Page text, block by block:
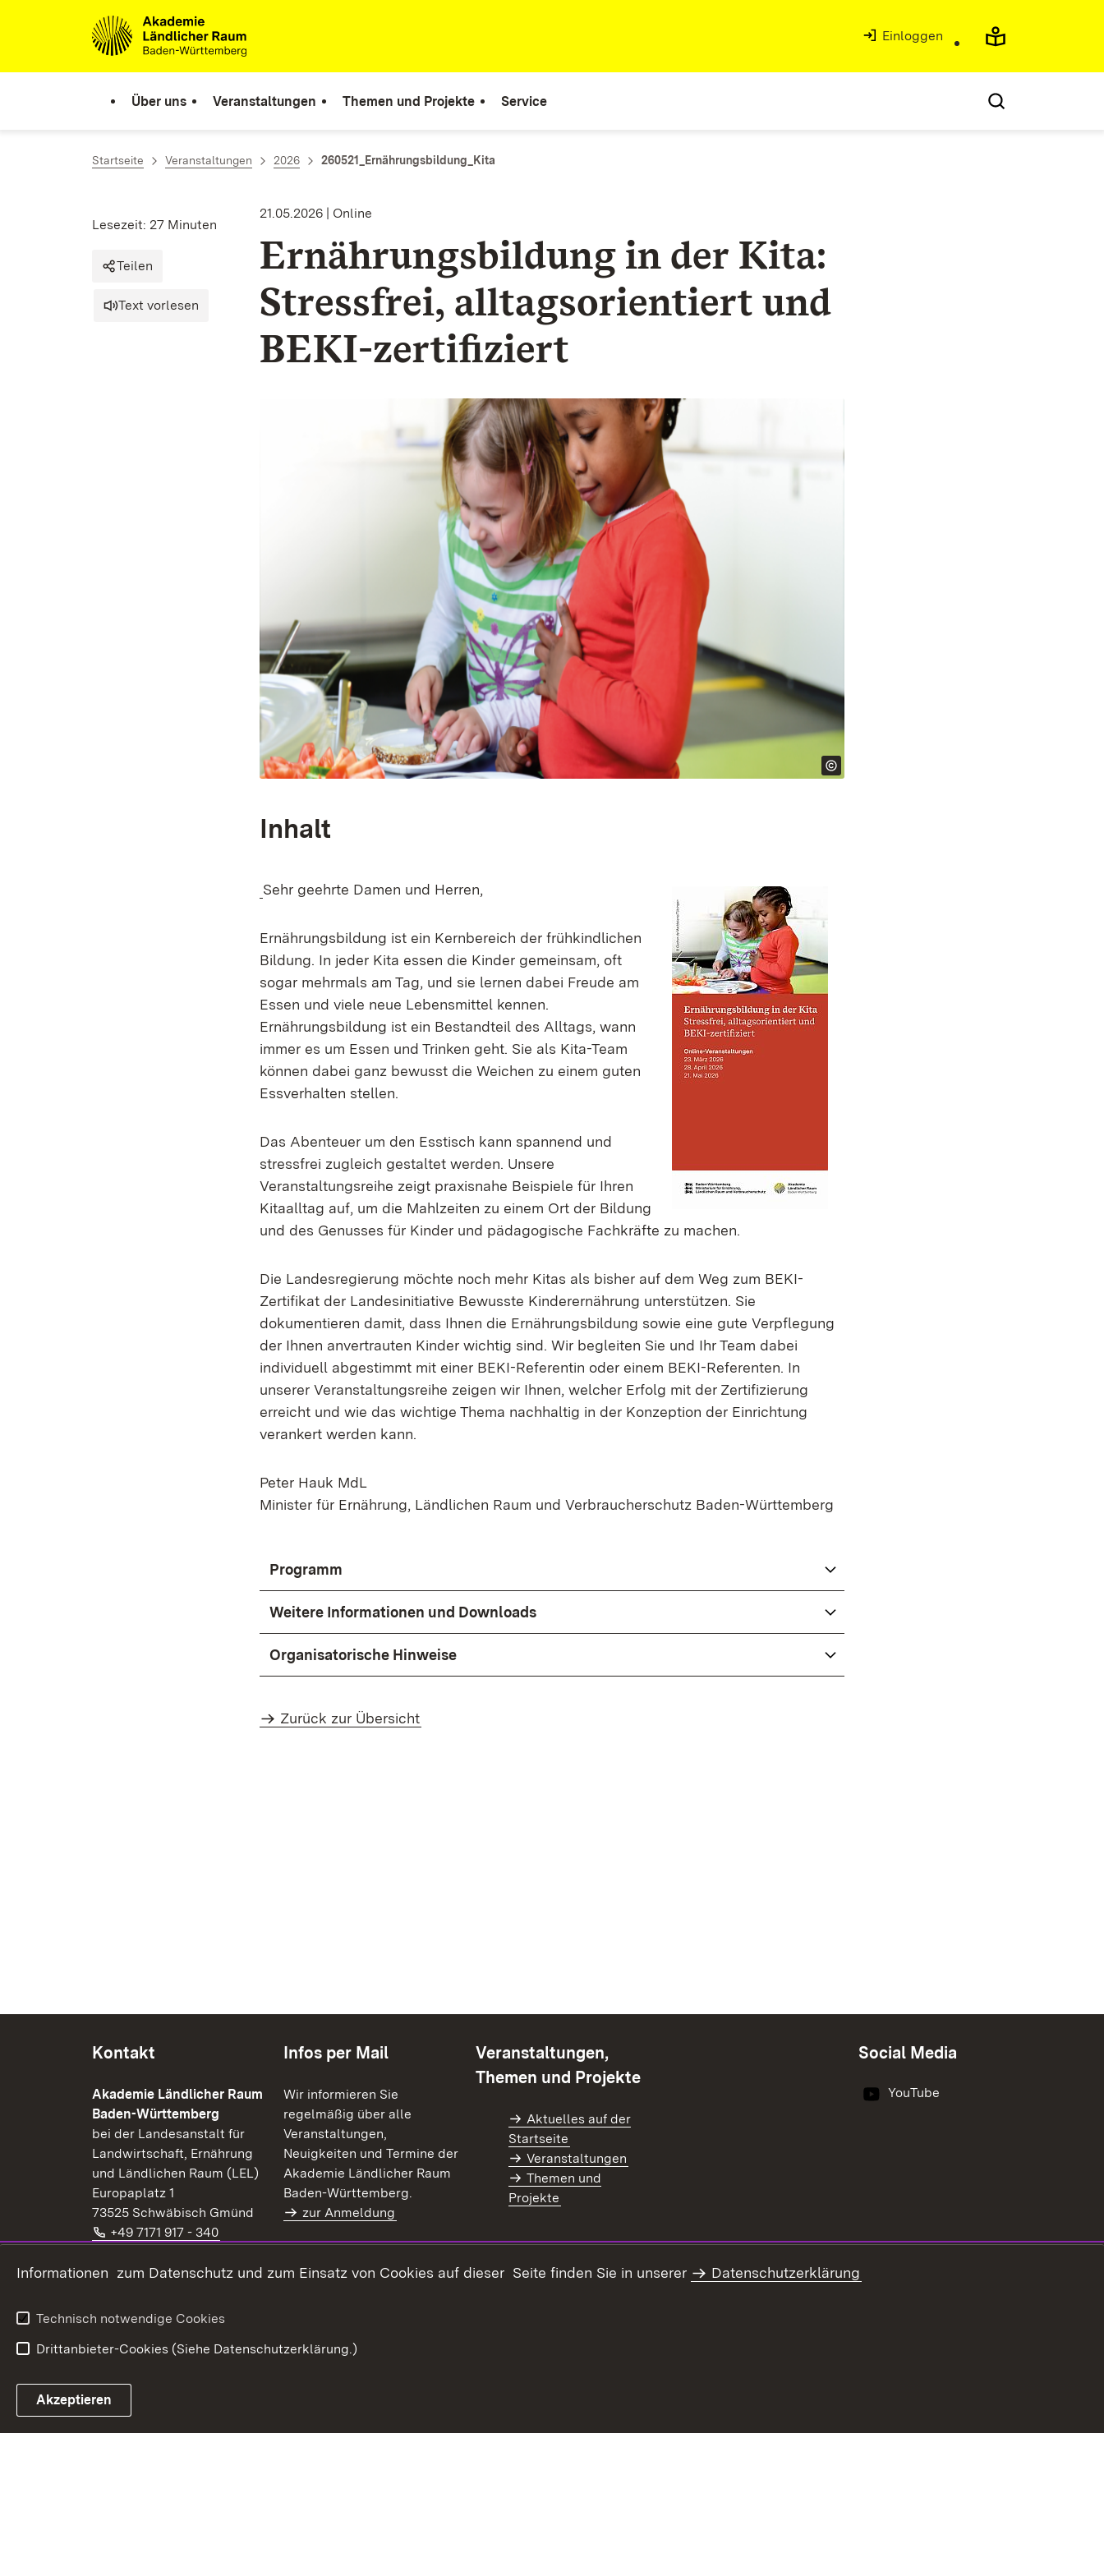
Zum Inhalt springen
Link zur Startseite
Einloggen
Über uns Veranstaltungen Themen und Projekte Service
Startseite Veranstaltungen 2026 260521_Ernährungsbildung_Kita
21.05.2026 | Online
Ernährungsbildung in der Kita:
Stressfrei, alltagsorientiert und
BEKI-zertifiziert
Lesezeit: 27 Minuten
Teilen
Text vorlesen
Inhalt
Sehr geehrte Damen und Herren,
Ernährungsbildung ist ein Kernbereich der frühkindlichen
Bildung. In jeder Kita essen die Kinder gemeinsam, oft
sogar mehrmals am Tag, und sie lernen dabei Freude am
Essen und viele neue Lebensmittel kennen.
Ernährungsbildung ist ein Bestandteil des Alltags, wann
immer es um Essen und Trinken geht. Sie als Kita-Team
können dabei ganz bewusst die Weichen zu einem guten
Essverhalten stellen.
Das Abenteuer um den Esstisch kann spannend und
stressfrei zugleich gestaltet werden. Unsere
Veranstaltungsreihe zeigt praxisnahe Beispiele für Ihren
Kitaalltag auf, um die Mahlzeiten zu einem Ort der Bildung
und des Genusses für Kinder und pädagogische Fachkräfte zu machen.
Die Landesregierung möchte noch mehr Kitas als bisher auf dem Weg zum BEKI-
Zertifikat der Landesinitiative Bewusste Kinderernährung unterstützen. Sie
dokumentieren damit, dass Ihnen die Ernährungsbildung sowie eine gute Verpflegung
der Ihnen anvertrauten Kinder wichtig sind. Wir begleiten Sie und Ihr Team dabei
individuell abgestimmt mit einer BEKI-Referentin oder einem BEKI-Referenten. In
unserer Veranstaltungsreihe zeigen wir Ihnen, welcher Erfolg mit der Zertifizierung
erreicht und wie das wichtige Thema nachhaltig in der Konzeption der Einrichtung
verankert werden kann.
Peter Hauk MdL
Minister für Ernährung, Ländlichen Raum und Verbraucherschutz Baden-Württemberg
Programm
Weitere Informationen und Downloads
Organisatorische Hinweise
Zurück zur Übersicht
Kontakt
Akademie Ländlicher Raum
Baden-Württemberg
bei der Landesanstalt für
Landwirtschaft, Ernährung
und Ländlichen Raum (LEL)
Europaplatz 1
73525 Schwäbisch Gmünd
Telefon:
+49 7171 917 - 340
E-Mail:
(Öffnet in neuem Fenster)
Extern:
www.alr-bw.de(Öffnet in neuem Fenster)
Infos per Mail
Wir informieren Sie
regelmäßig über alle
Veranstaltungen,
Neuigkeiten und Termine der
Akademie Ländlicher Raum
Baden-Württemberg.
zur Anmeldung
Veranstaltungen,
Themen und Projekte
Aktuelles auf der
Startseite
Veranstaltungen
Themen und
Projekte
Social Media
YouTube
Informationen zum Datenschutz und zum Einsatz von Cookies auf dieser Seite finden Sie in unserer Datenschutzerklärung
Technisch notwendige Cookies
Drittanbieter-Cookies (Siehe Datenschutzerklärung.)
Akzeptieren